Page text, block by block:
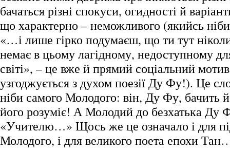
бачаться різні спокуси, огидності й
що характерно – неможливого (якийсь
«…і лише гірко подумаєш, що ти тут
немає в цьому лагідному, недоступному
світі», – це вже й прямий соціальний
узгоджується з духом поезії Ду Фу!). Це
ніби самого Молодого: він, Ду Фу, бачить
його розуміє! А Молодий до безхатька Ду
«Учителю…» Щось же це означало і для
Молодого, і для великого поета епохи